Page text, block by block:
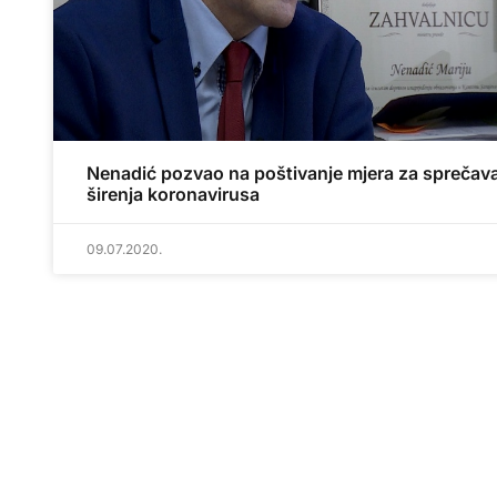
Nenadić pozvao na poštivanje mjera za
širenja koronavirusa
09.07.2020.